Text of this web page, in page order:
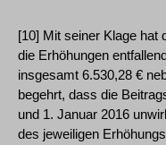
[10] Mit seiner Klage hat
die Erhöhungen
insgesamt 6.530,28 €
begehrt, dass die
und 1. Januar 2016
des jeweiligen